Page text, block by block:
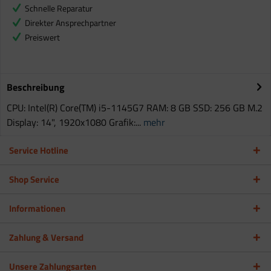
Schnelle Reparatur
Direkter Ansprechpartner
Preiswert
Beschreibung
CPU: Intel(R) Core(TM) i5-1145G7 RAM: 8 GB SSD: 256 GB M.2
Display: 14", 1920x1080 Grafik:... mehr
Service Hotline
Shop Service
Informationen
Zahlung & Versand
Unsere Zahlungsarten